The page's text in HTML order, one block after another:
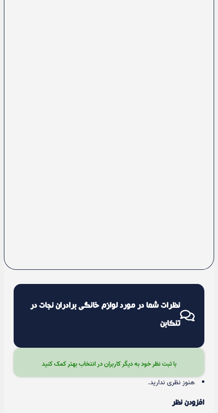
نظرات شما در مورد لوازم خانگی برادران نجات در
تنکابن
با ثبت نظر خود به دیگر کاربران در انتخاب بهتر کمک کنید
هنوز نظری ندارید.
افزودن نظر